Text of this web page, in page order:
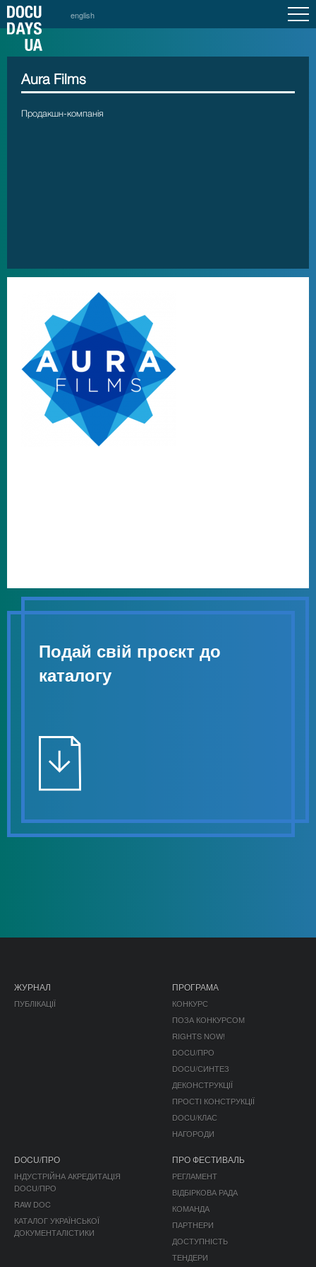
english
Aura Films
Продакшн-компанія
Подай свій проєкт до
каталогу
ЖУРНАЛ
ПУБЛІКАЦІЇ
ПРОГРАМА
КОНКУРС
ПОЗА КОНКУРСОМ
RIGHTS NOW!
DOCU/ПРО
DOCU/СИНТЕЗ
ДЕКОНСТРУКЦІЇ
ПРОСТІ КОНСТРУКЦІЇ
DOCU/КЛАС
НАГОРОДИ
DOCU/ПРО
ІНДУСТРІЙНА АКРЕДИТАЦІЯ
DOCU/ПРО
RAW DOC
КАТАЛОГ УКРАЇНСЬКОЇ
ДОКУМЕНТАЛІСТИКИ
ПРО ФЕСТИВАЛЬ
РЕГЛАМЕНТ
ВІДБІРКОВА РАДА
КОМАНДА
ПАРТНЕРИ
ДОСТУПНІСТЬ
ТЕНДЕРИ